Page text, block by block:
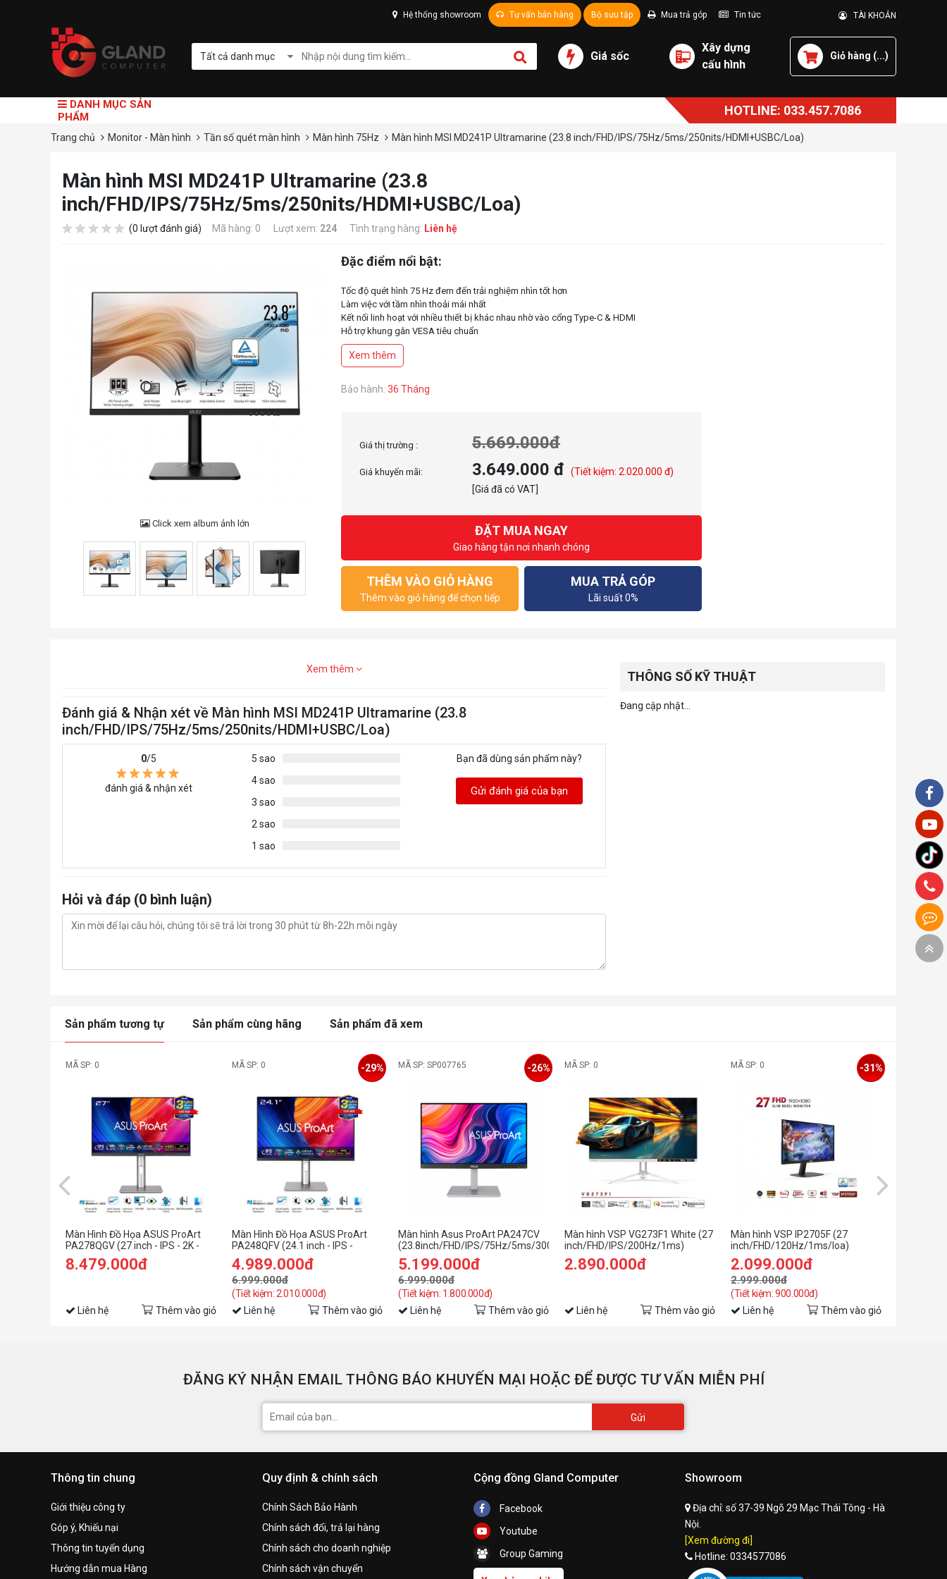
Hệ thống showroom Tư vấn bán hàng Bộ sưu tập Mua trả góp Tin tức TÀI KHOẢN
Tất cả danh mục Giá sốc
Xây dựng
cấu hình
Giỏ hàng (...)
DANH MỤC SẢN
PHẨM
HOTLINE: 033.457.7086
Trang chủ Monitor - Màn hình Tần số quét màn hình Màn hình 75Hz Màn hình MSI MD241P Ultramarine (23.8 inch/FHD/IPS/75Hz/5ms/250nits/HDMI+USBC/Loa)
Màn hình MSI MD241P Ultramarine (23.8
inch/FHD/IPS/75Hz/5ms/250nits/HDMI+USBC/Loa)
(0 lượt đánh giá) Mã hàng: 0 Lượt xem: 224 Tình trạng hàng: Liên hệ
Click xem album ảnh lớn
Đặc điểm nổi bật:
Tốc độ quét hình 75 Hz đem đến trải nghiệm nhìn tốt hơn
Làm việc với tầm nhìn thoải mái nhất
Kết nối linh hoạt với nhiều thiết bị khác nhau nhờ vào cổng Type-C & HDMI
Hỗ trợ khung gắn VESA tiêu chuẩn
Xem thêm
Bảo hành: 36 Tháng
Giá thị trường : 5.669.000đ
Giá khuyến mãi: 3.649.000 đ
(Tiết kiệm: 2.020.000 đ)
[Giá đã có VAT]
ĐẶT MUA NGAY
Giao hàng tận nơi nhanh chóng
THÊM VÀO GIỎ HÀNG
Thêm vào giỏ hàng để chọn tiếp
MUA TRẢ GÓP
Lãi suất 0%
Xem thêm
Đánh giá & Nhận xét về Màn hình MSI MD241P Ultramarine (23.8
inch/FHD/IPS/75Hz/5ms/250nits/HDMI+USBC/Loa)
0/5
đánh giá & nhận xét
5 sao
4 sao
3 sao
2 sao
1 sao
Bạn đã dùng sản phẩm này?
Gửi đánh giá của bạn
Hỏi và đáp (0 bình luận)
THÔNG SỐ KỸ THUẬT
Đang cập nhật...
Sản phẩm tương tự Sản phẩm cùng hãng Sản phẩm đã xem
MÃ SP: 0
Màn Hình Đồ Họa ASUS ProArt
PA278QGV (27 inch - IPS - 2K -
120Hz - 5ms - Speaker)
8.479.000đ
Liên hệ Thêm vào giỏ
MÃ SP: 0
Màn Hình Đồ Họa ASUS ProArt
PA248QFV (24.1 inch - IPS -
WUXGA - 100Hz - 5ms - Speaker)
4.989.000đ
6.999.000đ
(Tiết kiệm: 2.010.000đ)
-29%
Liên hệ Thêm vào giỏ
MÃ SP: SP007765
Màn hình Asus ProArt PA247CV
(23.8inch/FHD/IPS/75Hz/5ms/300nits/HDMI+DP+USBC+Audio)
5.199.000đ
6.999.000đ
(Tiết kiệm: 1.800.000đ)
-26%
Liên hệ Thêm vào giỏ
MÃ SP: 0
Màn hình VSP VG273F1 White (27
inch/FHD/IPS/200Hz/1ms)
2.890.000đ
Liên hệ Thêm vào giỏ
MÃ SP: 0
Màn hình VSP IP2705F (27
inch/FHD/120Hz/1ms/loa)
2.099.000đ
2.999.000đ
(Tiết kiệm: 900.000đ)
-31%
Liên hệ Thêm vào giỏ
ĐĂNG KÝ NHẬN EMAIL THÔNG BÁO KHUYẾN MẠI HOẶC ĐỂ ĐƯỢC TƯ VẤN MIỄN PHÍ
Gửi
Thông tin chung
Giới thiệu công ty
Góp ý, Khiếu nại
Thông tin tuyển dụng
Hướng dẫn mua Hàng
Quy định & chính sách
Chính Sách Bảo Hành
Chính sách đổi, trả lại hàng
Chính sách cho doanh nghiệp
Chính sách vận chuyển
Cộng đồng Gland Computer
Facebook
Youtube
Group Gaming
Showroom
Địa chỉ: số 37-39 Ngõ 29 Mạc Thái Tông - Hà
Nội.
[Xem đường đi]
Hotline: 0334577086